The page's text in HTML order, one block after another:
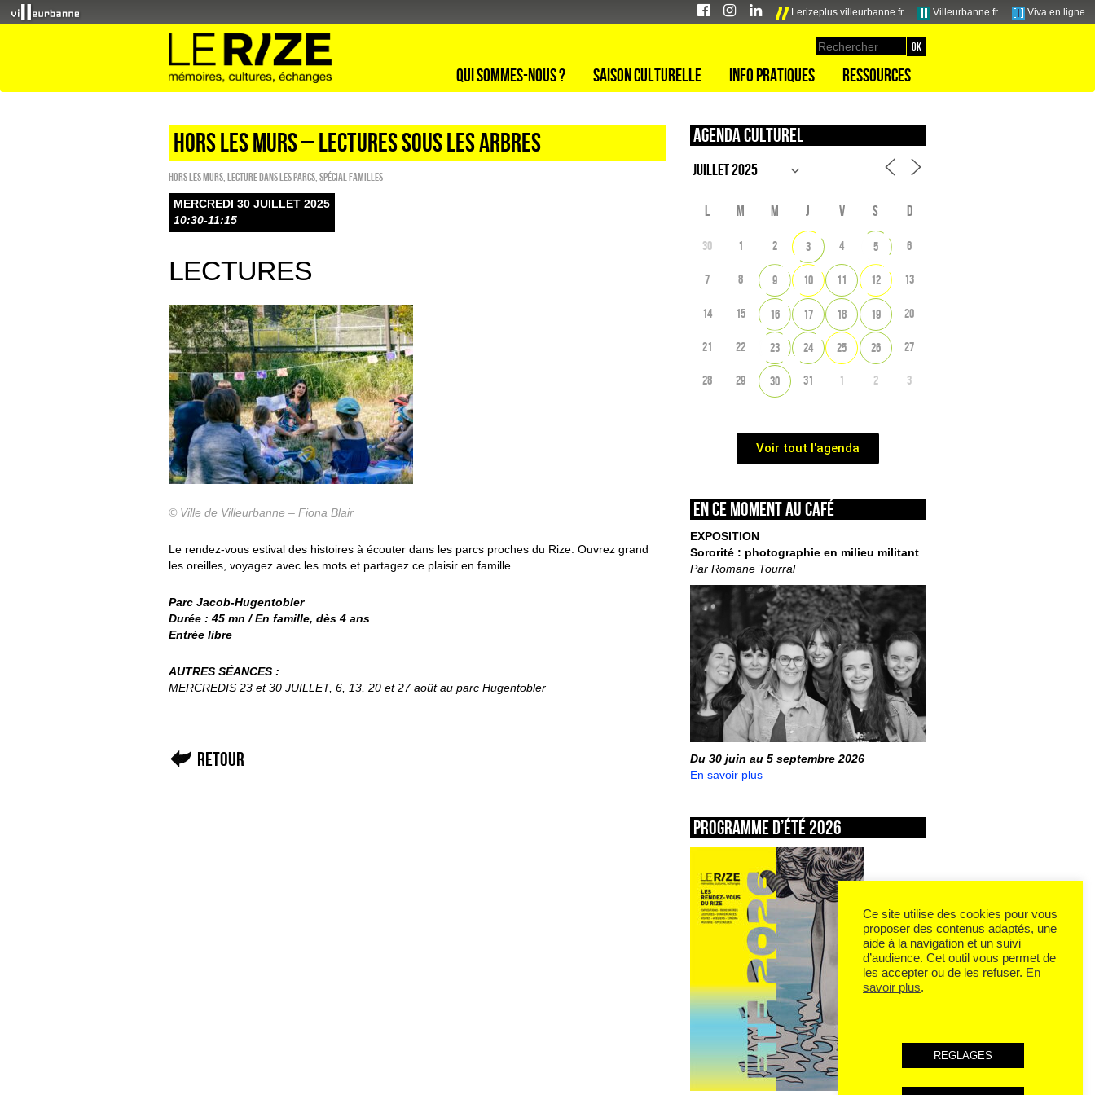
Lerizeplus.villeurbanne.fr Villeurbanne.fr Viva en ligne
Qui sommes-nous ? Saison culturelle Info pratiques Ressources
HORS LES MURS – LECTURES SOUS LES ARBRES
HORS LES MURS Lecture dans les parcs Spécial familles
MERCREDI 30 JUILLET 2025
10:30-11:15
LECTURES
© Ville de Villeurbanne – Fiona Blair
Le rendez-vous estival des histoires à écouter dans les parcs proches du Rize. Ouvrez grand
les oreilles, voyagez avec les mots et partagez ce plaisir en famille.
Parc Jacob-Hugentobler
Durée : 45 mn / En famille, dès 4 ans
Entrée libre
AUTRES SÉANCES :
MERCREDIS 23 et 30 JUILLET, 6, 13, 20 et 27 août au parc Hugentobler
Retour
Agenda culturel
L M M J V S D
30 1 2 3 4 5 6
7 8 9 10 11 12 13
14 15 16 17 18 19 20
21 22 23 24 25 26 27
28 29 30 31 1 2 3
Voir tout l'agenda
En ce moment au café
EXPOSITION
Sororité : photographie en milieu militant
Par Romane Tourral
Du 30 juin au 5 septembre 2026
En savoir plus
Programme d’été 2026
Ce site utilise des cookies pour vous
proposer des contenus adaptés, une
aide à la navigation et un suivi
d’audience. Cet outil vous permet de
les accepter ou de les refuser. En
savoir plus.
REGLAGES